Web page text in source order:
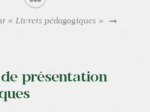
« Livrets pédagogiques »
présentation